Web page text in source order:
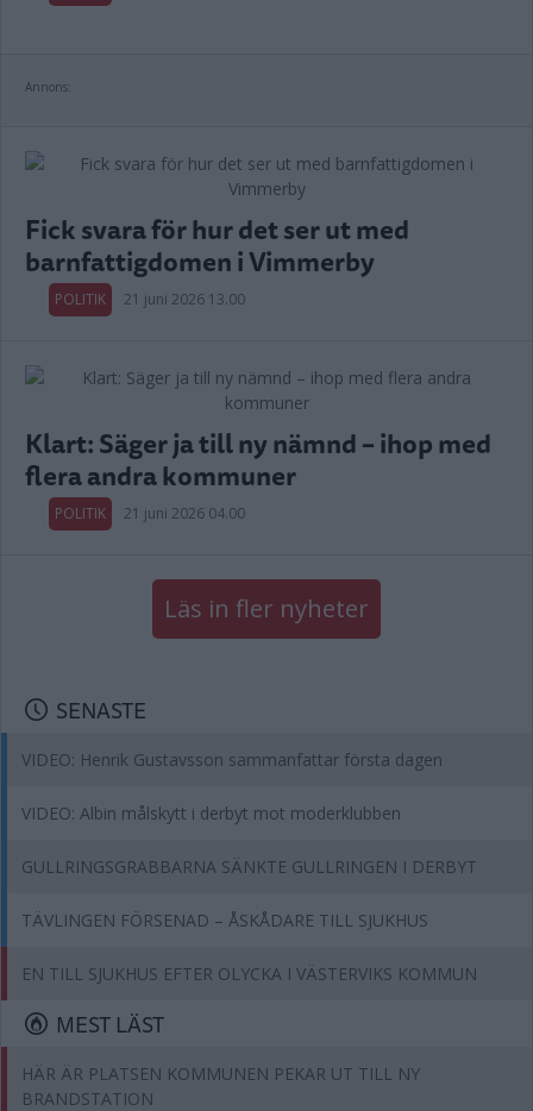
Annons:
Fick svara för hur det ser ut med
barnfattigdomen i Vimmerby
POLITIK 21 juni 2026 13.00
Klart: Säger ja till ny nämnd – ihop med
flera andra kommuner
POLITIK 21 juni 2026 04.00
Läs in fler nyheter
SENASTE
VIDEO: Henrik Gustavsson sammanfattar första dagen
VIDEO: Albin målskytt i derbyt mot moderklubben
GULLRINGSGRABBARNA SÄNKTE GULLRINGEN I DERBYT
TÄVLINGEN FÖRSENAD – ÅSKÅDARE TILL SJUKHUS
EN TILL SJUKHUS EFTER OLYCKA I VÄSTERVIKS KOMMUN
MEST LÄST
HÄR ÄR PLATSEN KOMMUNEN PEKAR UT TILL NY
BRANDSTATION